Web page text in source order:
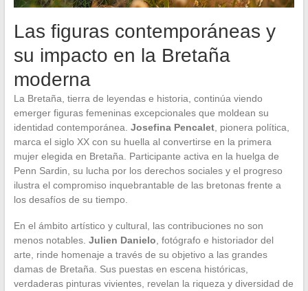
Las figuras contemporáneas y
su impacto en la Bretaña
moderna
La Bretaña, tierra de leyendas e historia, continúa viendo
emerger figuras femeninas excepcionales que moldean su
identidad contemporánea. Josefina Pencalet, pionera política,
marca el siglo XX con su huella al convertirse en la primera
mujer elegida en Bretaña. Participante activa en la huelga de
Penn Sardin, su lucha por los derechos sociales y el progreso
ilustra el compromiso inquebrantable de las bretonas frente a
los desafíos de su tiempo.
En el ámbito artístico y cultural, las contribuciones no son
menos notables. Julien Danielo , fotógrafo e historiador del
arte, rinde homenaje a través de su objetivo a las grandes
damas de Bretaña. Sus puestas en escena históricas,
verdaderas pinturas vivientes, revelan la riqueza y diversidad de